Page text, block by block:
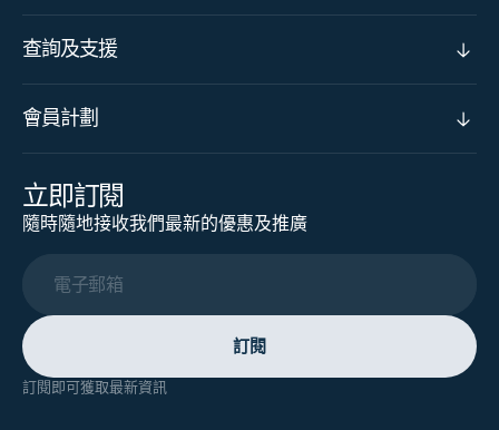
查詢及支援
會員計劃
立即訂閱
隨時隨地接收我們最新的優惠及推廣
電子郵箱
訂閱
訂閱即可獲取最新資訊